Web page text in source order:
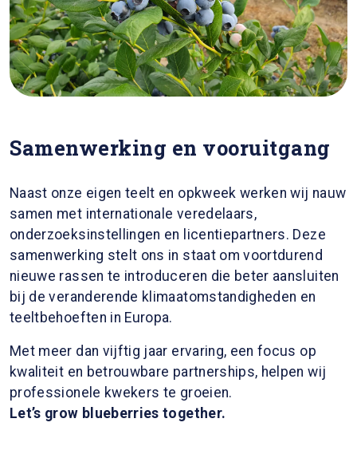
Samenwerking en vooruitgang
Naast onze eigen teelt en opkweek werken wij nauw
samen met internationale veredelaars,
onderzoeksinstellingen en licentiepartners. Deze
samenwerking stelt ons in staat om voortdurend
nieuwe rassen te introduceren die beter aansluiten
bij de veranderende klimaatomstandigheden en
teeltbehoeften in Europa.
Met meer dan vijftig jaar ervaring, een focus op
kwaliteit en betrouwbare partnerships, helpen wij
professionele kwekers te groeien.
Let’s grow blueberries together.